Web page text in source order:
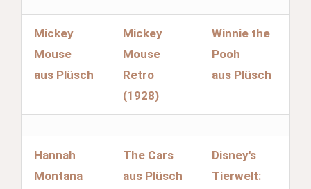
Mickey
Mouse
aus Plüsch
Mickey
Mouse
Retro
(1928)
Winnie the
Pooh
aus Plüsch
Hannah
Montana
The Cars
aus Plüsch
Disney's
Tierwelt: